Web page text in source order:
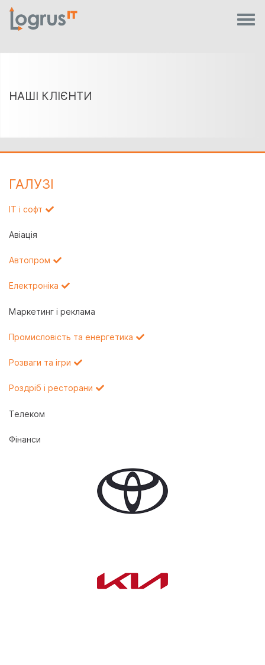
НАШІ КЛІЄНТИ
ГАЛУЗI
IT і софт
Авіація
Автопром
Електроніка
Маркетинг і реклама
Промисловість та енергетика
Розваги та ігри
Роздріб і ресторани
Телеком
Фінанси